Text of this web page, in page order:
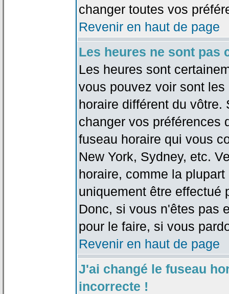
changer toutes vos
Revenir en haut de page
Les heures ne sont pas
Les heures sont
vous pouvez voir sont
horaire différent du
changer vos préférences
fuseau horaire qui vous
New York, Sydney, etc.
horaire, comme la
uniquement être effectué
Donc, si vous n'êtes pas
pour le faire, si vous
Revenir en haut de page
J'ai changé le fuseau
incorrecte !